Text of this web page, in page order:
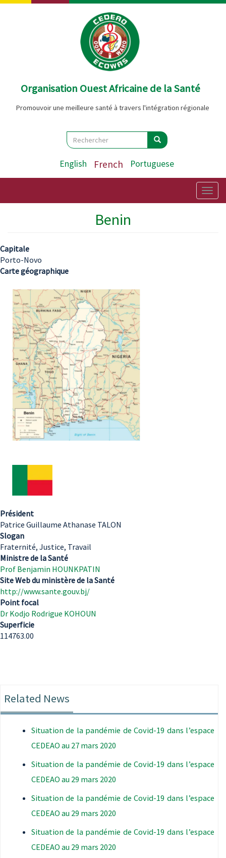
Aller
Organisation Ouest Africaine de la Santé
Promouvoir une meilleure santé à travers l'intégration régionale
Search
Rechercher Rechercher
English French Portuguese
Benin
Capitale
Porto-Novo
Carte géographique
Image
Président
Patrice Guillaume Athanase TALON
Slogan
Fraternité, Justice, Travail
Ministre de la Santé
Prof Benjamin HOUNKPATIN
Site Web du ministère de la Santé
http://www.sante.gouv.bj/
Point focal
Dr Kodjo Rodrigue KOHOUN
Superficie
114763.00
Related News
Situation de la pandémie de Covid-19 dans l’espace
CEDEAO au 27 mars 2020
Situation de la pandémie de Covid-19 dans l’espace
CEDEAO au 29 mars 2020
Situation de la pandémie de Covid-19 dans l’espace
CEDEAO au 29 mars 2020
Situation de la pandémie de Covid-19 dans l’espace
CEDEAO au 29 mars 2020